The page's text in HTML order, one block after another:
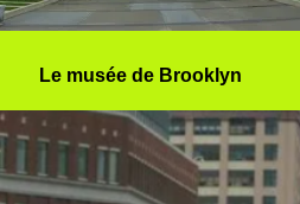
Le musée de Brooklyn